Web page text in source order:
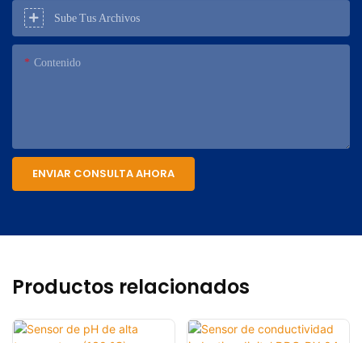
Sube Tus Archivos
Contenido
ENVIAR CONSULTA AHORA
Productos relacionados